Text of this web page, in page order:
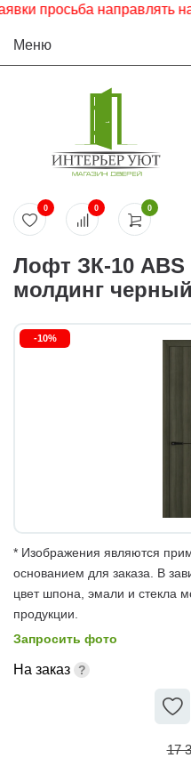
направлять на
Меню
0
0 0
Лофт ЗК-10
молдинг черный
-10%
* Изображения являются
основанием для заказа. В
цвет шпона, эмали и стекла
продукции.
Запросить фото
На заказ
17